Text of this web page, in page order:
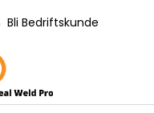
Bli Bedriftskunde